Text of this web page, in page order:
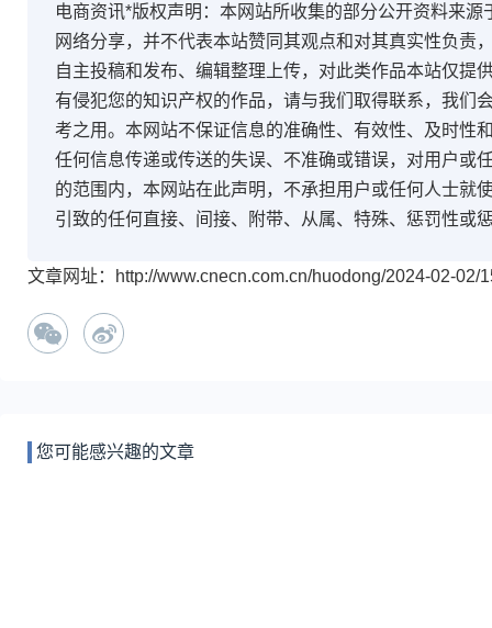
电商资讯*版权声明：本网站所收集的部分公开资料来
网络分享，并不代表本站赞同其观点和对其真实性负责
自主投稿和发布、编辑整理上传，对此类作品本站仅提
有侵犯您的知识产权的作品，请与我们取得联系，我们
考之用。本网站不保证信息的准确性、有效性、及时性
任何信息传递或传送的失误、不准确或错误，对用户或
的范围内，本网站在此声明，不承担用户或任何人士就
引致的任何直接、间接、附带、从属、特殊、惩罚性或
文章网址：http://www.cnecn.com.cn/huodong/2024-02-02/
您可能感兴趣的文章